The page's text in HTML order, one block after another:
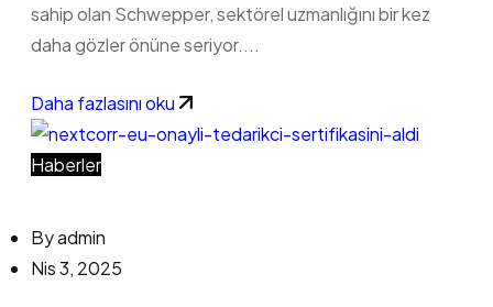
sahip olan Schwepper, sektörel uzmanlığını bir kez
daha gözler önüne seriyor....
Daha fazlasını oku
Haberler
Byadmin
Nis 3, 2025